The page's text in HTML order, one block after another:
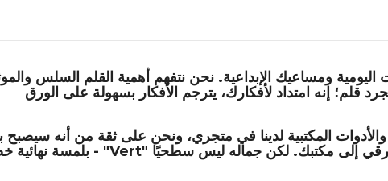
المكتبية لدينا في متجري، ونحن على ثقة من أنه سيصبح